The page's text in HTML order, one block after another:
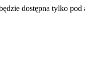
dostępna tylko pod